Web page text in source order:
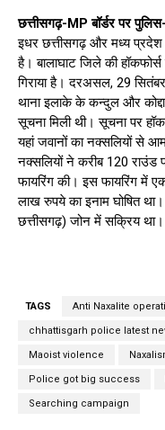
छत्तीसगढ़-MP बॉर्डर पर
इधर छत्तीसगढ़ और मध्य प्रदेश
है। बालाघाट जिले की
गिराया है। दरअसल, 29
थाना इलाके के कन्दुल और
सूचना मिली थी। सूचना पर
यहां जवानों का नक्सलियों से
नक्सलियों ने करीब 120 राउंड
फायरिंग की। इस फायरिंग में
लाख रुपये का इनाम घोषित
छत्तीसगढ़) जोन में सक्रिय था।
TAGS Anti Naxalite
chhattisgarh police latest
Maoist violence
Police got big success
Searching campaign